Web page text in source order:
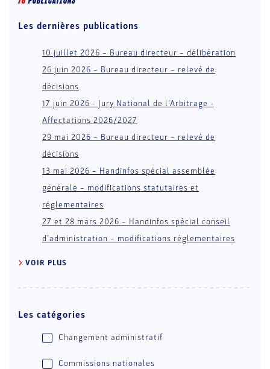
Les dernières publications
10 juillet 2026 – Bureau directeur – délibération
26 juin 2026 – Bureau directeur – relevé de
décisions
17 juin 2026 - Jury National de l'Arbitrage -
Affectations 2026/2027
29 mai 2026 – Bureau directeur – relevé de
décisions
13 mai 2026 – Handinfos spécial assemblée
générale – modifications statutaires et
réglementaires
27 et 28 mars 2026 – Handinfos spécial conseil
d’administration – modifications réglementaires
VOIR PLUS
Les catégories
Changement administratif
Commissions nationales